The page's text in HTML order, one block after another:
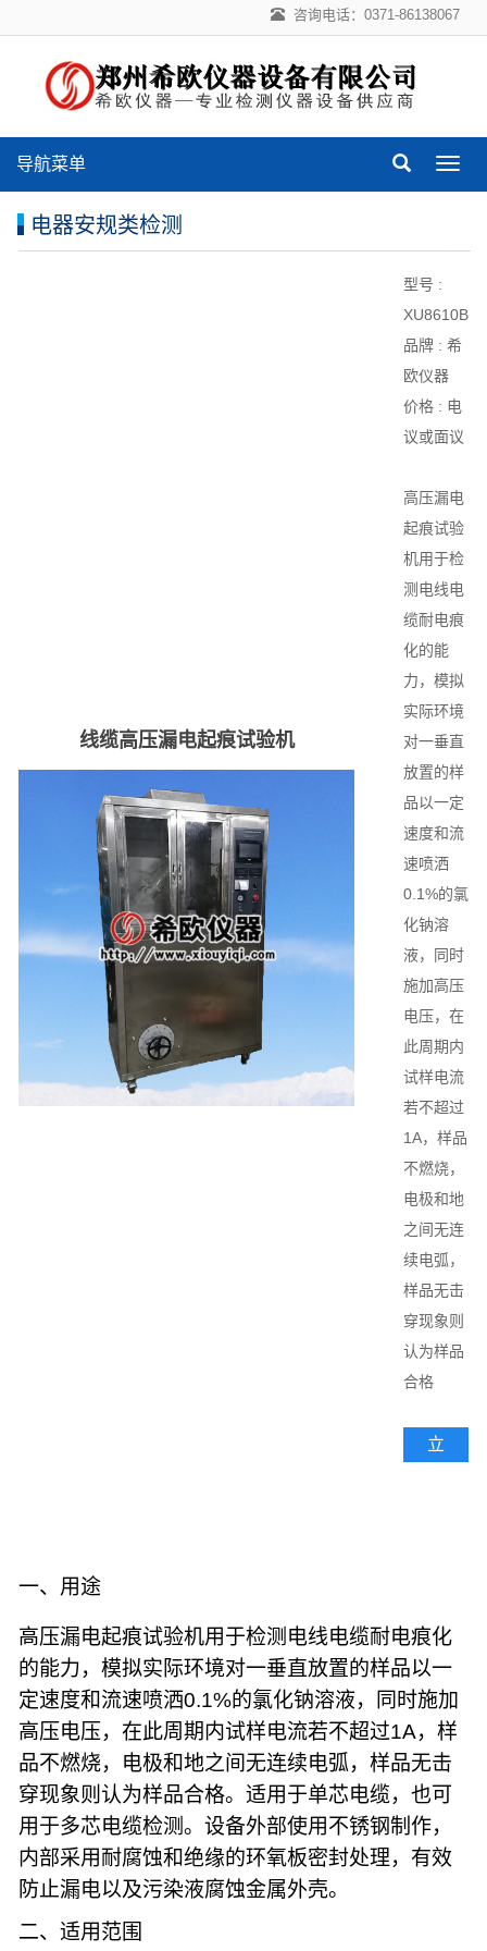
咨询电话：0371-86138067
导
导航菜单
电器安规类检测
线缆高压漏电起痕试验机
型号 :
XU8610B
品牌 : 希
欧仪器
价格 : 电
议或面议
高压漏电
起痕试验
机用于检
测电线电
缆耐电痕
化的能
力，模拟
实际环境
对一垂直
放置的样
品以一定
速度和流
速喷洒
0.1%的氯
化钠溶
液，同时
施加高压
电压，在
此周期内
试样电流
若不超过
1A，样品
不燃烧，
电极和地
之间无连
续电弧，
样品无击
穿现象则
认为样品
合格
立
一、用途
高压漏电起痕试验机用于检测电线电缆耐电痕化
的能力，模拟实际环境对一垂直放置的样品以一
定速度和流速喷洒0.1%的氯化钠溶液，同时施加
高压电压，在此周期内试样电流若不超过1A，样
品不燃烧，电极和地之间无连续电弧，样品无击
穿现象则认为样品合格。适用于单芯电缆，也可
用于多芯电缆检测。设备外部使用不锈钢制作，
内部采用耐腐蚀和绝缘的环氧板密封处理，有效
防止漏电以及污染液腐蚀金属外壳。
二、适用范围